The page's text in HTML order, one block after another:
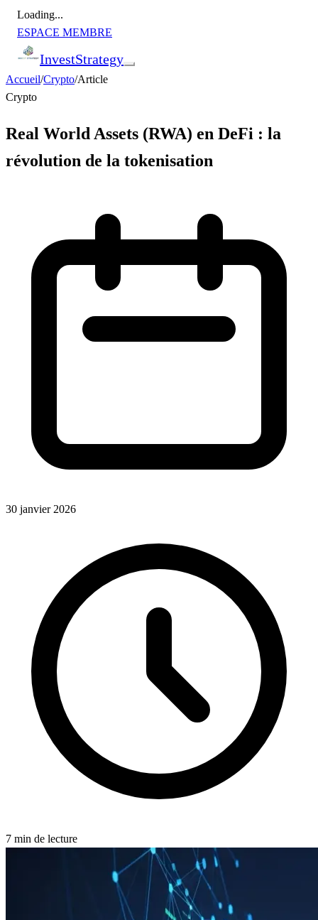
Loading...
ESPACE MEMBRE
InvestStrategy
Accueil/Crypto/Article
Crypto
Real World Assets (RWA) en DeFi : la
révolution de la tokenisation
30 janvier 2026
7 min de lecture